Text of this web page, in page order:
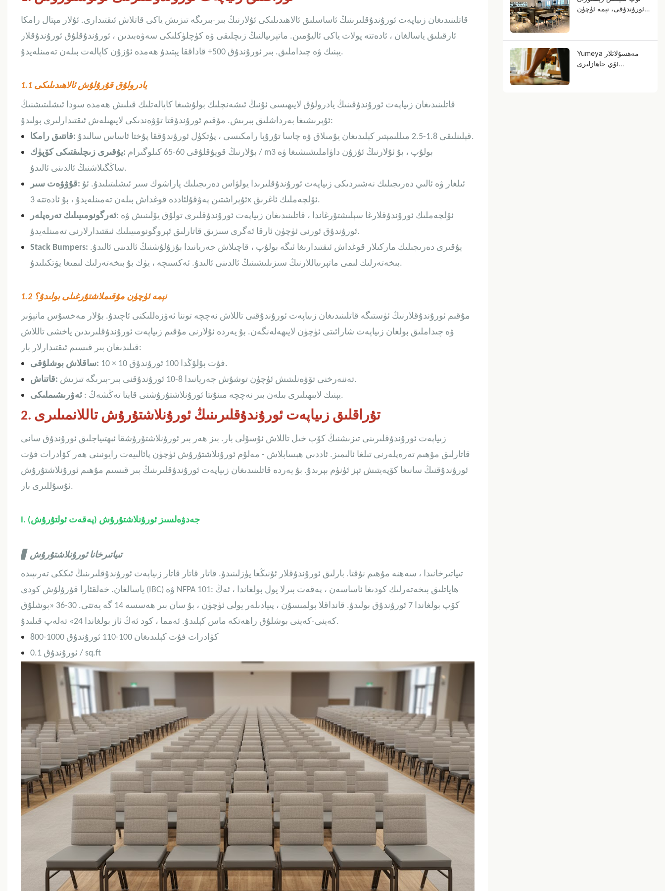
قاتلىنىدىغان زىياپەت ئورۇندۇقلىرىنىڭ ئاساسلىق ئالاھىدىلىكى ئۇلارنىڭ بىر-بىرىگە تىزىش ياكى قاتلاش ئىقتىدارى. ئۇلار مېتال رامكا
ئارقىلىق ياسالغان ، ئادەتتە پولات ياكى ئاليۇمىن. ماتېرىيالنىڭ زىچلىقى ۋە كۈچلۈكلىكى سەۋەبىدىن ، ئورۇندۇقلۇق ئورۇندۇقلار
يېنىك ۋە چىداملىق. بىر ئورۇندۇق 500+ قاداققا يېتىدۇ ھەمدە ئۇزۇن كاپالەت بىلەن تەمىنلەيدۇ.
1.1 يادرولۇق قۇرۇلۇش ئالاھىدىلىكى
قاتلىنىدىغان زىياپەت ئورۇندۇقىنىڭ يادرولۇق لايىھىسى ئۇنىڭ ئىشەنچلىك بولۇشىغا كاپالەتلىك قىلىش ھەمدە سودا ئىشلىتىشنىڭ
ئۇپرىشىغا بەرداشلىق بېرىش. مۇقىم ئورۇندۇقتا تۆۋەندىكى لايىھىلەش ئىقتىدارلىرى بولىدۇ:
قاتتىق رامكا:
قېلىنلىقى 1.8-2.5 مىللىمېتىر كېلىدىغان يۇمىلاق ۋە چاسا تۇرۇبا رامكىسى ، پۈتكۈل ئورۇندۇققا پۇختا ئاساس سالىدۇ.
يۇقىرى زىچلىقتىكى كۆپۈك: بۇلارنىڭ قويۇقلۇقى 60-65 كىلوگىرام / m3 بولۇپ ، بۇ ئۇلارنىڭ ئۇزۇن داۋاملىشىشىغا ۋە
ساڭگىلاشنىڭ ئالدىنى ئالىدۇ.
قۇۋۋەت سىر: ئىلغار ۋە ئالىي دەرىجىلىك نەشىردىكى زىياپەت ئورۇندۇقلىرىدا يولۋاس دەرىجىلىك پاراشوك سىر ئىشلىتىلىدۇ. ئۇ
ئۇپراشتىن پەۋقۇلئاددە قوغداش بىلەن تەمىنلەيدۇ ، بۇ ئادەتتە 3x ئۆلچەملىك ئاغرىق.
ئەرگونومىيىلىك تەرەپلەر: ئۆلچەملىك ئورۇندۇقلارغا سېلىشتۇرغاندا ، قاتلىنىدىغان زىياپەت ئورۇندۇقلىرى تولۇق يۆلىنىش ۋە
ئورۇندۇق ئورنى ئۈچۈن ئارقا ئەگرى سىزىق قاتارلىق ئېروگونومىيىلىك ئىقتىدارلارنى تەمىنلەيدۇ.
Stack Bumpers: يۇقىرى دەرىجىلىك ماركىلار قوغداش ئىقتىدارىغا ئىگە بولۇپ ، قاچىلاش جەريانىدا بۇزۇلۇشنىڭ ئالدىنى ئالىدۇ.
بىخەتەرلىك لىمى ماتېرىياللارنىڭ سىزىلىشىنىڭ ئالدىنى ئالىدۇ. ئەكسىچە ، يۈك بۇ بىخەتەرلىك لىمىغا يۆتكىلىدۇ.
1.2 نېمە ئۈچۈن مۇقىملاشتۇرغىلى بولىدۇ؟
مۇقىم ئورۇندۇقلارنىڭ ئۈستىگە قاتلىنىدىغان زىياپەت ئورۇندۇقنى تاللاش نەچچە توننا ئەۋزەللىكنى ئاچىدۇ. بۇلار مەخسۇس مانېۋىر
ۋە چىداملىق بولغان زىياپەت شارائىتى ئۈچۈن لايىھەلەنگەن. بۇ يەردە ئۇلارنى مۇقىم زىياپەت ئورۇندۇقلىرىدىن ياخشى تاللاش
قىلىدىغان بىر قىسىم ئىقتىدارلار بار:
ساقلاش بوشلۇقى:
10 × 10 فۇت بۇلۇڭدا 100 ئورۇندۇق.
قاتناش:
تەننەرخنى تۆۋەنلىتىش ئۈچۈن توشۇش جەريانىدا 8-10 ئورۇندۇقنى بىر-بىرىگە تىزىش.
ئەۋرىشىملىكى
: يېنىك لايىھىلىرى بىلەن بىر نەچچە مىنۇتتا ئورۇنلاشتۇرۇشنى قايتا تەڭشەڭ.
2. تۇراقلىق زىياپەت ئورۇندۇقلىرىنىڭ ئورۇنلاشتۇرۇش تاللانمىلىرى
زىياپەت ئورۇندۇقلىرىنى تىزىشنىڭ كۆپ خىل تاللاش ئۇسۇلى بار. بىز ھەر بىر ئورۇنلاشتۇرۇشقا ئېھتىياجلىق ئورۇندۇق سانى
قاتارلىق مۇھىم تەرەپلەرنى تىلغا ئالىمىز. ئاددىي ھېسابلاش - مەلۇم ئورۇنلاشتۇرۇش ئۈچۈن پائالىيەت رايونىنى ھەر كۋادرات فۇت
ئورۇندۇقنىڭ سانىغا كۆپەيتىش تېز ئۈنۈم بېرىدۇ. بۇ يەردە قاتلىنىدىغان زىياپەت ئورۇندۇقلىرىنىڭ بىر قىسىم مۇھىم ئورۇنلاشتۇرۇش
ئۇسۇللىرى بار.
I. جەدۋەلسىز ئورۇنلاشتۇرۇش (پەقەت ئولتۇرۇش)
▋ تىياتىرخانا ئورۇنلاشتۇرۇش
تىياتىرخانىدا ، سەھنە مۇھىم نۇقتا. بارلىق ئورۇندۇقلار ئۇنىڭغا يۈزلىنىدۇ. قاتار قاتار قاتار زىياپەت ئورۇندۇقلىرىنىڭ ئىككى تەرىپىدە
ياسالغان. خەلقئارا قۇرۇلۇش كودى (IBC) ۋە NFPA 101: ھاياتلىق بىخەتەرلىك كودىغا ئاساسەن ، پەقەت بىرلا يول بولغاندا ، ئەڭ
كۆپ بولغاندا 7 ئورۇندۇق بولىدۇ. قانداقلا بولمىسۇن ، پىيادىلەر يولى ئۈچۈن ، بۇ سان بىر ھەسسە 14 گە يەتتى. 30-36 «بوشلۇق
كەينى-كەينى بوشلۇق راھەتكە ماس كېلىدۇ. ئەمما ، كود ئەڭ ئاز بولغاندا 24» تەلەپ قىلىدۇ.
800-1000 كۋادرات فۇت كېلىدىغان 100-110 ئورۇندۇق
0.1 ئورۇندۇق / sq.ft
ئورۇندۇقى، نېمە ئۈچۈن
سودىڭىز بولالايدۇ؟
Yumeya مەھسۇلاتلار
ئۆي جاھازلىرى